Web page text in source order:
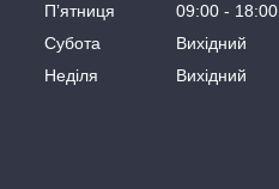
Пʼятниця
09:00
18:00
Субота
Вихідний
Неділя
Вихідний